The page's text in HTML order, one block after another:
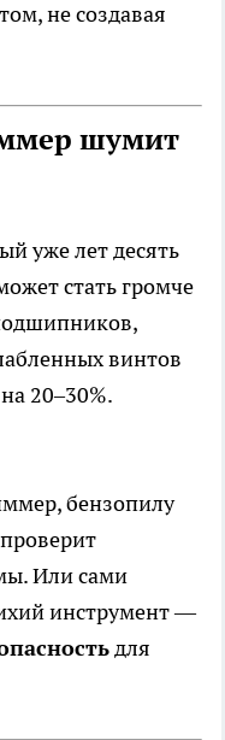
не создавая
шумит
уже лет десять
стать громче
винтов
20–30%.
бензопилу
Или сами
инструмент —
для